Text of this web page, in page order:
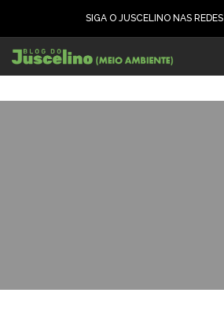
SIGA O JUSCELINO NAS REDES